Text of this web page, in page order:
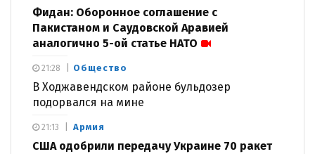
Фидан: Оборонное соглашение с
Пакистаном и Саудовской Аравией
аналогично 5-ой статье НАТО
Общество
В Ходжавендском районе бульдозер
подорвался на мине
21:28
Армия
США одобрили передачу Украине 70 ракет
21:13